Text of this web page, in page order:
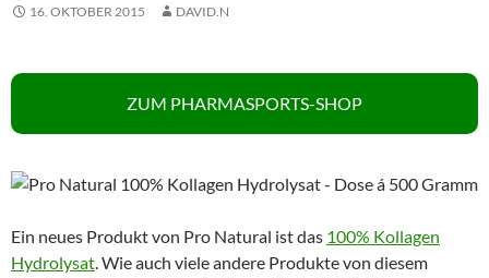
16. OKTOBER 2015 DAVID.N
ZUM PHARMASPORTS-SHOP
Ein neues Produkt von Pro Natural ist das 100% Kollagen
Hydrolysat. Wie auch viele andere Produkte von diesem